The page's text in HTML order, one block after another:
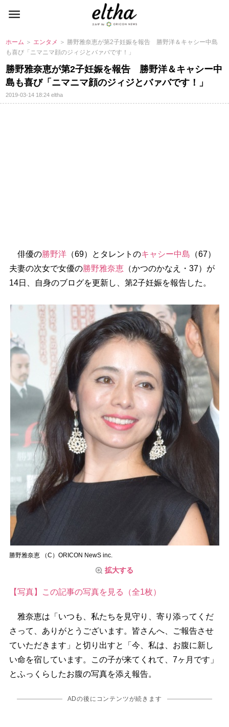
ホーム ＞ エンタメ ＞ 勝野雅奈恵が第2子妊娠を報告 勝野洋＆キャシー中島
も喜び「ニマニマ顔のジィジとバァバです！」
勝野雅奈恵が第2子妊娠を報告 勝野洋＆キャシー中
島も喜び「ニマニマ顔のジィジとバァバです！」
2019-03-14 18:24eltha
俳優の勝野洋（69）とタレントのキャシー中島 （67）
夫妻の次女で女優の勝野雅奈恵（かつのかなえ・37）が
14日、自身のブログを更新し、第2子妊娠を報告した。
勝野雅奈恵 （C）ORICON NewS inc.
拡大する
【写真】この記事の写真を見る（全1枚）
雅奈恵は「いつも、私たちを見守り、寄り添ってくだ
さって、ありがとうございます。皆さんへ、ご報告させ
ていただきます」と切り出すと「今、私は、お腹に新し
い命を宿しています。この子が来てくれて、7ヶ月です」
とふっくらしたお腹の写真を添え報告。
ADの後にコンテンツが続きます